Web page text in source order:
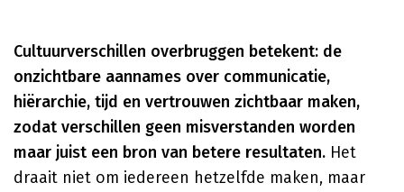
Cultuurverschillen overbruggen betekent: de
onzichtbare aannames over communicatie,
hiërarchie, tijd en vertrouwen zichtbaar maken,
zodat verschillen geen misverstanden worden
maar juist een bron van betere resultaten. Het
draait niet om iedereen hetzelfde maken, maar